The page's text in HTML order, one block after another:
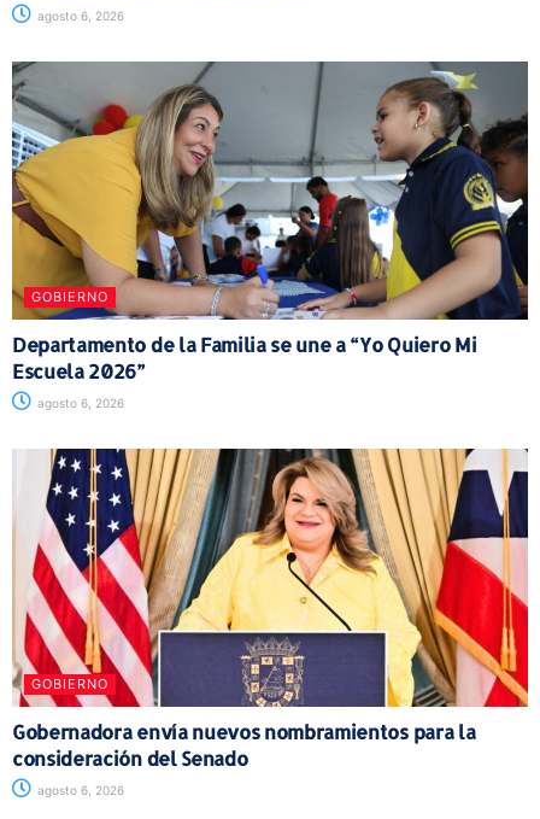
agosto 6, 2026
GOBIERNO
Departamento de la Familia se une a “Yo Quiero Mi
Escuela 2026”
agosto 6, 2026
GOBIERNO
Gobernadora envía nuevos nombramientos para la
consideración del Senado
agosto 6, 2026